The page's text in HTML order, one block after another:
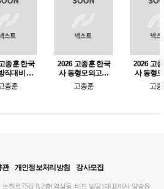
종훈 한국
직대비 동
의고사
종훈
2026 고종훈 한국
사 동형모의고사
시즌 2 (e-교재만 구
매가능)
고종훈
2026 고
사 동형
시즌 1 (e-
매가
고
관 개인정보처리방침 강사모집
현로75길 8, 2층(역삼동, 비드 빌딩)대표이사 양승윤